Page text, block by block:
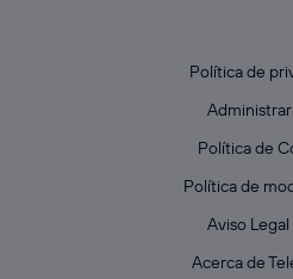
Política de
Política de
Política de
Aviso Legal
Acerca de